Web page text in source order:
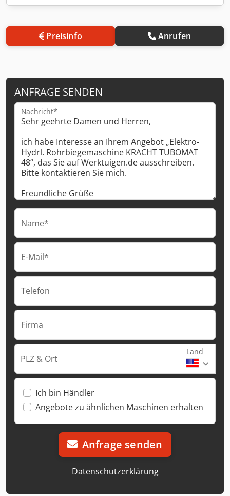
Preisinfo Anrufen
ANFRAGE SENDEN
Nachricht*
Name*
E-Mail*
Telefon
Firma
PLZ & Ort
Land
Ich bin Händler
Angebote zu ähnlichen Maschinen erhalten
Anfrage senden
Datenschutzerklärung